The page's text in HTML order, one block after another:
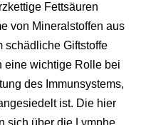
Fettsäuren
von Mineralstoffen aus
schädliche Giftstoffe
eine wichtige Rolle bei
des Immunsystems,
ist. Die hier